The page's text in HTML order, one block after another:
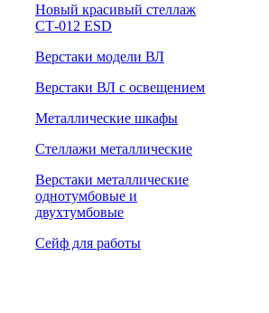
Новый красивый стеллаж
СТ-012 ESD
Верстаки модели ВЛ
Верстаки ВЛ с освещением
Металлические шкафы
Стеллажи металлические
Верстаки металлические
однотумбовые и
двухтумбовые
Сейф для работы